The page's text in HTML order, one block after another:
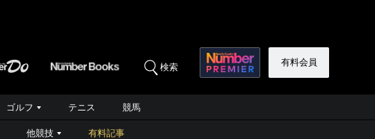
検索 有料会員
ゴルフ テニス 競馬
他競技 有料記事